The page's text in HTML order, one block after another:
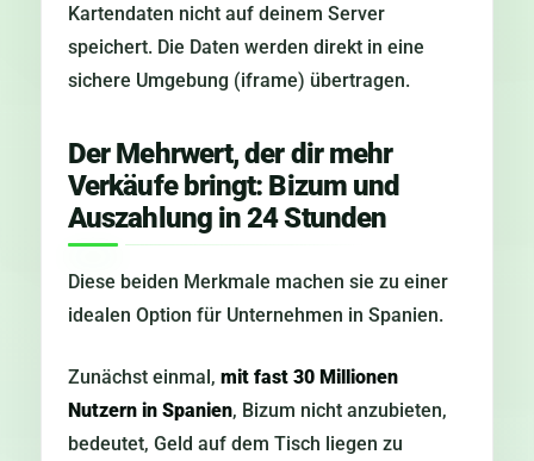
Kartendaten nicht auf deinem Server
speichert. Die Daten werden direkt in eine
sichere Umgebung (iframe) übertragen.
Der Mehrwert, der dir mehr
Verkäufe bringt: Bizum und
Auszahlung in 24 Stunden
Diese beiden Merkmale machen sie zu einer
idealen Option für Unternehmen in Spanien.
Zunächst einmal, mit fast 30 Millionen
Nutzern in Spanien, Bizum nicht anzubieten,
bedeutet, Geld auf dem Tisch liegen zu